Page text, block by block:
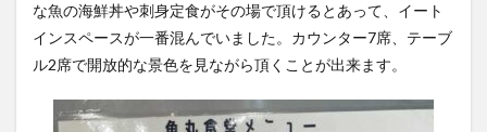
な魚の海鮮丼や刺身定食がその場で頂けるとあって、イート
インスペースが一番混んでいました。カウンター7席、テーブ
ル2席で開放的な景色を見ながら頂くことが出来ます。